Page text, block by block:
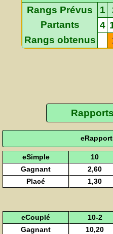
Rangs Prévus
1
Partants
4
Rangs obtenus
eSimple 10
Gagnant
2,60
Placé
1,30
eCouplé 10-2
Gagnant
10,20